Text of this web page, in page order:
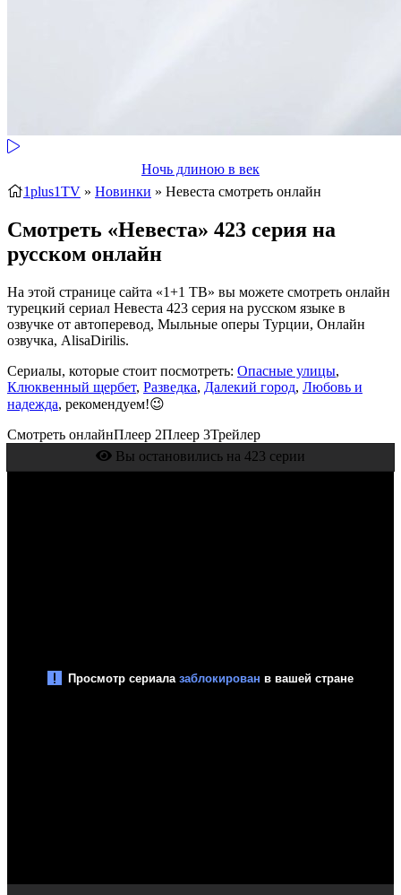
Ночь длиною в век
1plus1TV » Новинки » Невеста смотреть онлайн
Смотреть «Невеста» 423 серия на
русском онлайн
На этой странице сайта «1+1 ТВ» вы можете смотреть онлайн
турецкий сериал Невеста 423 серия на русском языке в
озвучке от автоперевод, Мыльные оперы Турции, Онлайн
озвучка, AlisaDirilis.
Сериалы, которые стоит посмотреть: Опасные улицы,
Клюквенный щербет, Разведка, Далекий город, Любовь и
надежда, рекомендуем!😉
Смотреть онлайнПлеер 2Плеер 3Трейлер
Вы остановились на 423 серии